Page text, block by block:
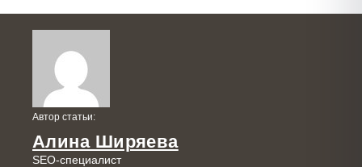
Автор статьи:
Алина Ширяева
SEO-специалист